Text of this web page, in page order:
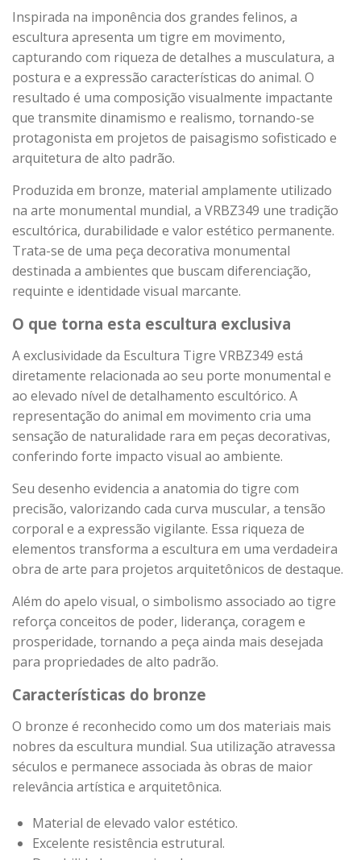
Inspirada na imponência dos grandes felinos, a
escultura apresenta um tigre em movimento,
capturando com riqueza de detalhes a musculatura, a
postura e a expressão características do animal. O
resultado é uma composição visualmente impactante
que transmite dinamismo e realismo, tornando-se
protagonista em projetos de paisagismo sofisticado e
arquitetura de alto padrão.
Produzida em bronze, material amplamente utilizado
na arte monumental mundial, a VRBZ349 une tradição
escultórica, durabilidade e valor estético permanente.
Trata-se de uma peça decorativa monumental
destinada a ambientes que buscam diferenciação,
requinte e identidade visual marcante.
O que torna esta escultura exclusiva
A exclusividade da Escultura Tigre VRBZ349 está
diretamente relacionada ao seu porte monumental e
ao elevado nível de detalhamento escultórico. A
representação do animal em movimento cria uma
sensação de naturalidade rara em peças decorativas,
conferindo forte impacto visual ao ambiente.
Seu desenho evidencia a anatomia do tigre com
precisão, valorizando cada curva muscular, a tensão
corporal e a expressão vigilante. Essa riqueza de
elementos transforma a escultura em uma verdadeira
obra de arte para projetos arquitetônicos de destaque.
Além do apelo visual, o simbolismo associado ao tigre
reforça conceitos de poder, liderança, coragem e
prosperidade, tornando a peça ainda mais desejada
para propriedades de alto padrão.
Características do bronze
O bronze é reconhecido como um dos materiais mais
nobres da escultura mundial. Sua utilização atravessa
séculos e permanece associada às obras de maior
relevância artística e arquitetônica.
Material de elevado valor estético.
Excelente resistência estrutural.